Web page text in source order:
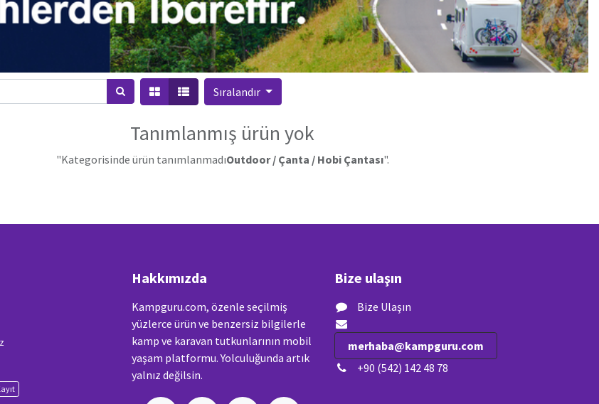
Sıralandır
Tanımlanmış ürün yok
"Kategorisinde ürün tanımlanmadıOutdoor / Çanta / Hobi Çantası".
Hakkımızda
Kampguru.com, özenle seçilmiş
yüzlerce ürün ve benzersiz bilgilerle
kamp ve karavan tutkunlarının mobil
yaşam platformu. Yolculuğunda artık
yalnız değilsin.
Bize ulaşın
Bize Ulaşın
merhaba@kampguru.com
+90 (542) 142 48 78